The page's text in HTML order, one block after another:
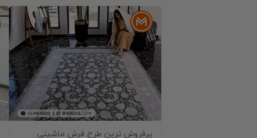
پرفروش ترین طرح فرش ماشینی